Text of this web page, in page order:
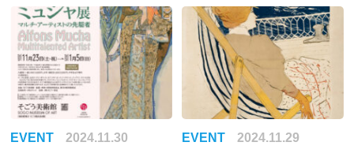
EVENT 2024.11.30 EVENT 2024.11.29